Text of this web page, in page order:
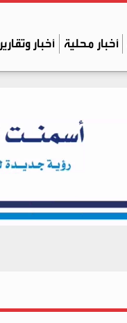
أخبار محلية أخبار وتقارير